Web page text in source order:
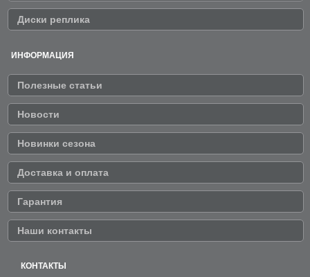
Диски реплика
ИНФОРМАЦИЯ
Полезные статьи
Новости
Новинки сезона
Доставка и оплата
Гарантия
Наши контакты
КОНТАКТЫ